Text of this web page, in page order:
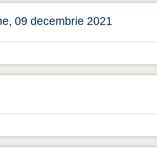
09 decembrie 2021